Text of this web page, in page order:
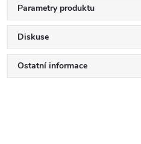
Parametry produktu
Diskuse
Ostatní informace